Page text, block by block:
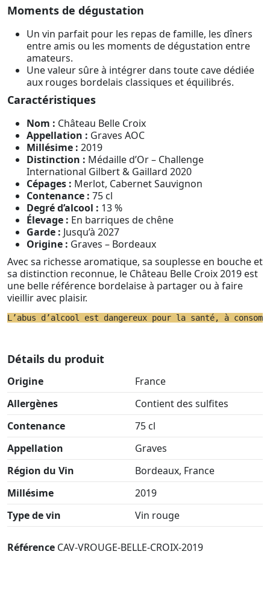
Moments de dégustation
Un vin parfait pour les repas de famille, les dîners
entre amis ou les moments de dégustation entre
amateurs.
Une valeur sûre à intégrer dans toute cave dédiée
aux rouges bordelais classiques et équilibrés.
Caractéristiques
Nom : Château Belle Croix
Appellation : Graves AOC
Millésime : 2019
Distinction : Médaille d’Or – Challenge
International Gilbert & Gaillard 2020
Cépages : Merlot, Cabernet Sauvignon
Contenance : 75 cl
Degré d’alcool : 13 %
Élevage : En barriques de chêne
Garde : Jusqu’à 2027
Origine : Graves – Bordeaux
Avec sa richesse aromatique, sa souplesse en bouche et
sa distinction reconnue, le Château Belle Croix 2019 est
une belle référence bordelaise à partager ou à faire
vieillir avec plaisir.
L’abus d’alcool est dangereux pour la santé, à
Détails du produit
Origine
France
Allergènes
Contient des sulfites
Contenance
75 cl
Appellation
Graves
Région du Vin
Bordeaux, France
Millésime
2019
Type de vin
Vin rouge
Référence CAV-VROUGE-BELLE-CROIX-2019